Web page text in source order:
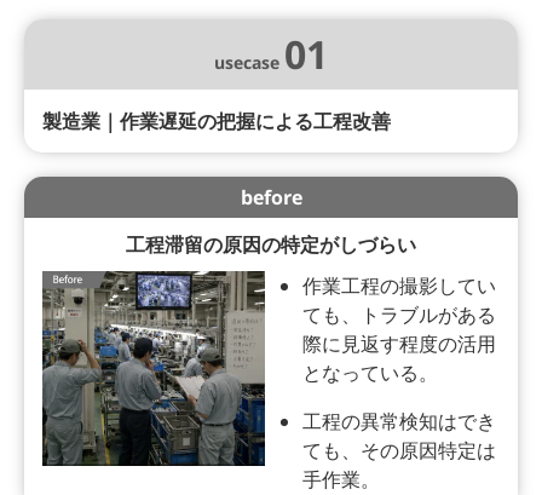
usecase 01
製造業｜作業遅延の把握による工程改善
before
工程滞留の原因の特定がしづらい
作業工程の撮影してい
ても、トラブルがある
際に見返す程度の活用
となっている。
工程の異常検知はでき
ても、その原因特定は
手作業。